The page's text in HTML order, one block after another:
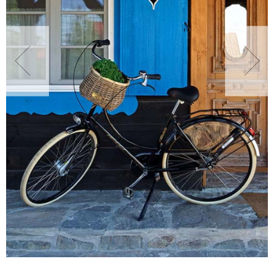
PROJEKTOWANIE OGRODU
NATURALNIE
URODA
NATURALNA APTECZKA
DLA DOMU
EKO ŻYCIE
PRZYRODA